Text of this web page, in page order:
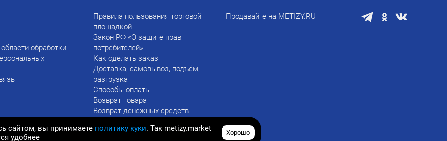
сайтом, вы принимаете политику куки. Так metizy.market
удобнее
Хорошо
обработки
Правила пользования торговой
площадкой
Закон РФ «О защите прав
потребителей»
Как сделать заказ
Доставка, самовывоз, подъём,
разгрузка
Способы оплаты
Возврат товара
Возврат денежных средств
Продавайте на METIZY.RU